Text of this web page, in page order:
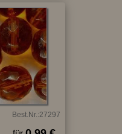
Best.Nr.:27297